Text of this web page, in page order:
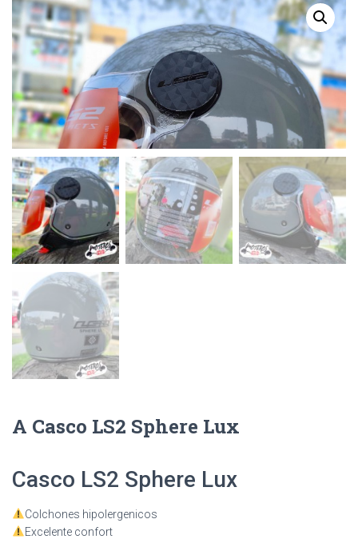
A Casco LS2 Sphere Lux
Casco LS2 Sphere Lux
Colchones hipolergenicos
Excelente confort